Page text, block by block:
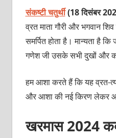
संकष्टी चतुर्थी(18 दिसंबर
व्रत माता गौरी और भगवान
समर्पित होता है। मान्यता है
गणेश जी उसके सभी दुखों और
हम आशा करते हैं कि यह व्रत-
और आशा की नई किरण लेकर
खरमास 2024